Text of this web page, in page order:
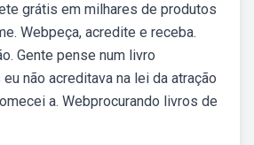
grátis em milhares de produtos
Webpeça, acredite e receba.
Gente pense num livro
não acreditava na lei da atração
a. Webprocurando livros de